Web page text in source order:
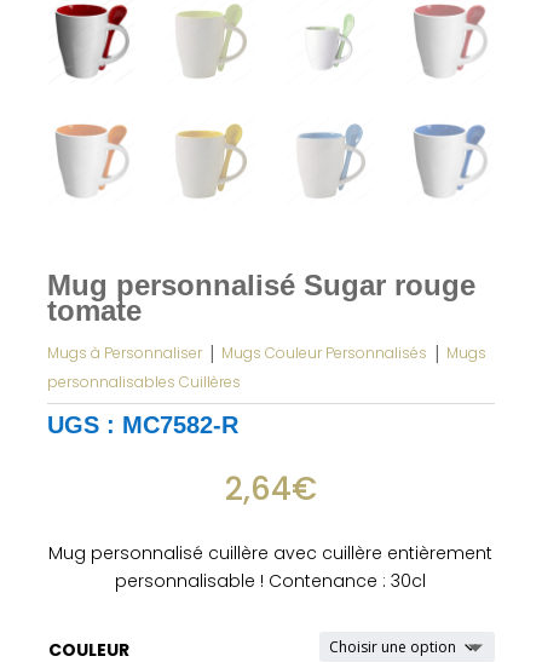
Mug personnalisé Sugar rouge
tomate
Mugs à Personnaliser| Mugs Couleur Personnalisés | Mugs
personnalisables Cuillères
UGS : MC7582-R
2,64€
Mug personnalisé cuillère avec cuillère entièrement
personnalisable ! Contenance : 30cl
COULEUR